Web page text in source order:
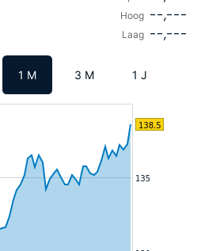
Hoog --,---
Laag --,---
1 M 3 M 1 J